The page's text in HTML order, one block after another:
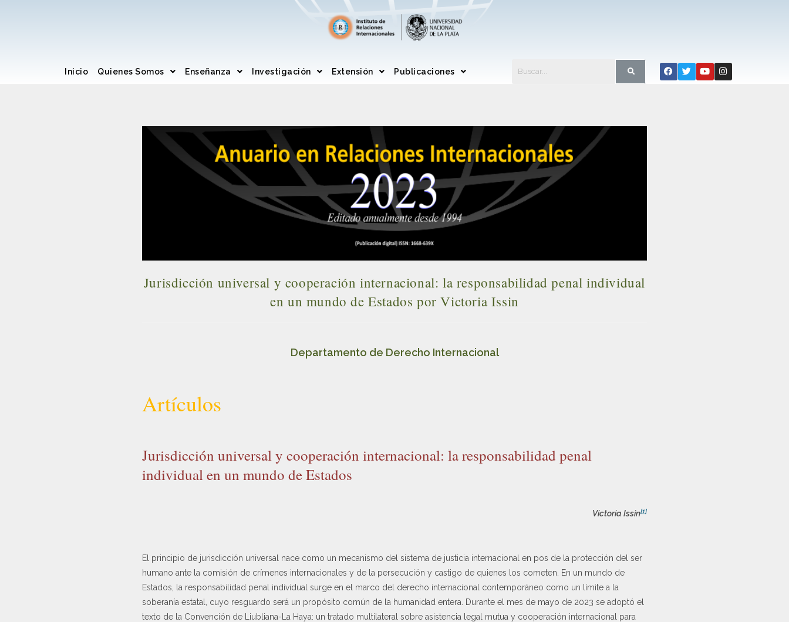
Inicio Quienes Somos Enseñanza Investigación Extensión Publicaciones
Jurisdicción universal y cooperación internacional: la responsabilidad penal individual
en un mundo de Estados por Victoria Issin
Departamento de Derecho Internacional
Artículos
Jurisdicción universal y cooperación internacional: la responsabilidad penal
individual en un mundo de Estados
Victoria Issin[1]
El principio de jurisdicción universal nace como un mecanismo del sistema de justicia internacional en pos de la protección del ser
humano ante la comisión de crímenes internacionales y de la persecución y castigo de quienes los cometen. En un mundo de
Estados, la responsabilidad penal individual surge en el marco del derecho internacional contemporáneo como un límite a la
soberanía estatal, cuyo resguardo será un propósito común de la humanidad entera. Durante el mes de mayo de 2023 se adoptó el
texto de la Convención de Liubliana-La Haya: un tratado multilateral sobre asistencia legal mutua y cooperación internacional para